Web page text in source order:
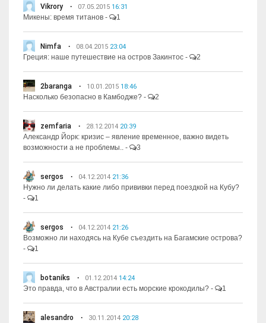
Vikrory 07.05.2015 16:31
Микены: время титанов - 1
Nimfa 08.04.2015 23:04
Греция: наше путешествие на остров Закинтос - 2
2baranga 10.01.2015 18:46
Насколько безопасно в Камбодже? - 2
zemfaria 28.12.2014 20:39
Александр Йорк: кризис – явление временное, важно видеть
возможности а не проблемы..
- 3
sergos 04.12.2014 21:36
Нужно ли делать какие либо прививки перед поездкой на Кубу?
-
1
sergos 04.12.2014 21:26
Возможно ли находясь на Кубе съездить на Багамские острова?
-
1
botaniks 01.12.2014 14:24
Это правда, что в Австралии есть морские крокодилы? - 1
alesandro 30.11.2014 20:28